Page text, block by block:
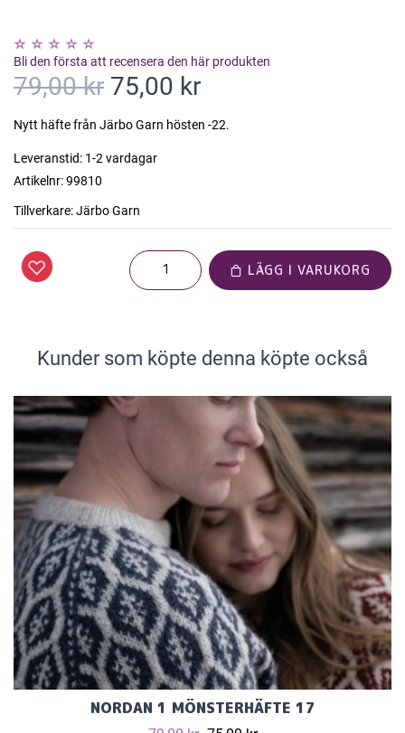
Bli den första att recensera den här produkten
79,00 kr 75,00 kr
Nytt häfte från Järbo Garn hösten -22.
Leveranstid: 1-2 vardagar
Artikelnr:99810
Tillverkare:Järbo Garn
LÄGG I VARUKORG
Kunder som köpte denna köpte också
NORDAN 1 MÖNSTERHÄFTE 17